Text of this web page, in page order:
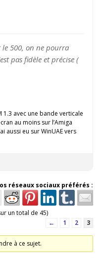
500, on ne pourra
pas fidèle et précise (
1.3 avec une bande verticale
au moins sur l’Amiga
aussi eu sur WinUAE vers
réseaux sociaux préférés :
un total de 45)
←
1 2 3
à ce sujet.